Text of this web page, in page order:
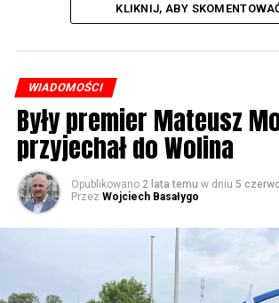
KLIKNIJ, ABY
WIADOMOŚCI
Były premier Mateusz
przyjechał do Wolina
Opublikowano 2 lata temu w dniu 5
Przez Wojciech Basałygo